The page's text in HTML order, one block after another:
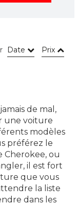
Date Prix
de mal,
une voiture
modèles
préférez le
Cherokee, ou
il est fort
que vous
la liste
dans les